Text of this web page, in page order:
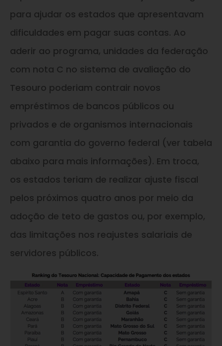
para ajudar os estados que apresentavam
dificuldades em pagar suas contas. Ao
aderir ao programa, unidades da federação
com nota C no sistema de avaliação do
Tesouro poderiam contrair novos
empréstimos de bancos públicos ou
privados e de organismos internacionais
com garantia do governo federal (ver tabela
abaixo para mais informações). Em troca,
os estados teriam de realizar ajuste fiscal
pelos próximos quatro anos por meio da
adoção de teto de gastos ou, por exemplo,
das limitações nos reajustes salariais de
servidores públicos.